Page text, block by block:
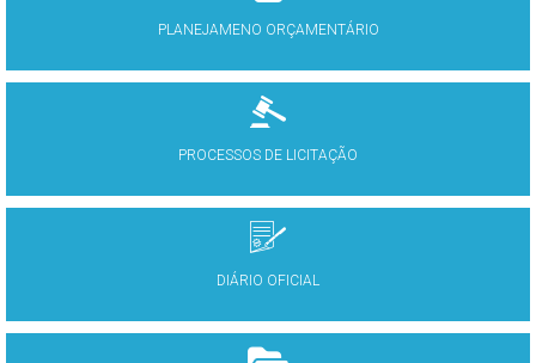
PLANEJAMENO ORÇAMENTÁRIO
PROCESSOS DE LICITAÇÃO
DIÁRIO OFICIAL